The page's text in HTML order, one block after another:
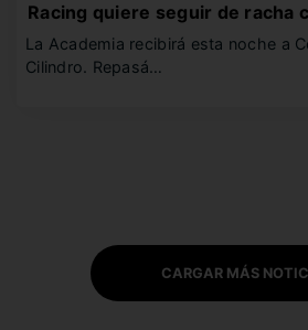
Racing quiere seguir de racha
La Academia recibirá esta noche a
Cilindro. Repasá…
CARGAR MÁS